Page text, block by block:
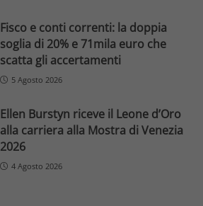
Fisco e conti correnti: la doppia
soglia di 20% e 71mila euro che
scatta gli accertamenti
5 Agosto 2026
Ellen Burstyn riceve il Leone d’Oro
alla carriera alla Mostra di Venezia
2026
4 Agosto 2026